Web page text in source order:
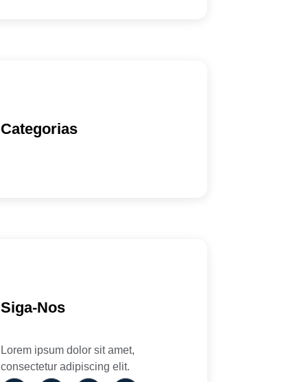
Categorias
Siga-Nos
Lorem ipsum dolor sit amet,
consectetur adipiscing elit.